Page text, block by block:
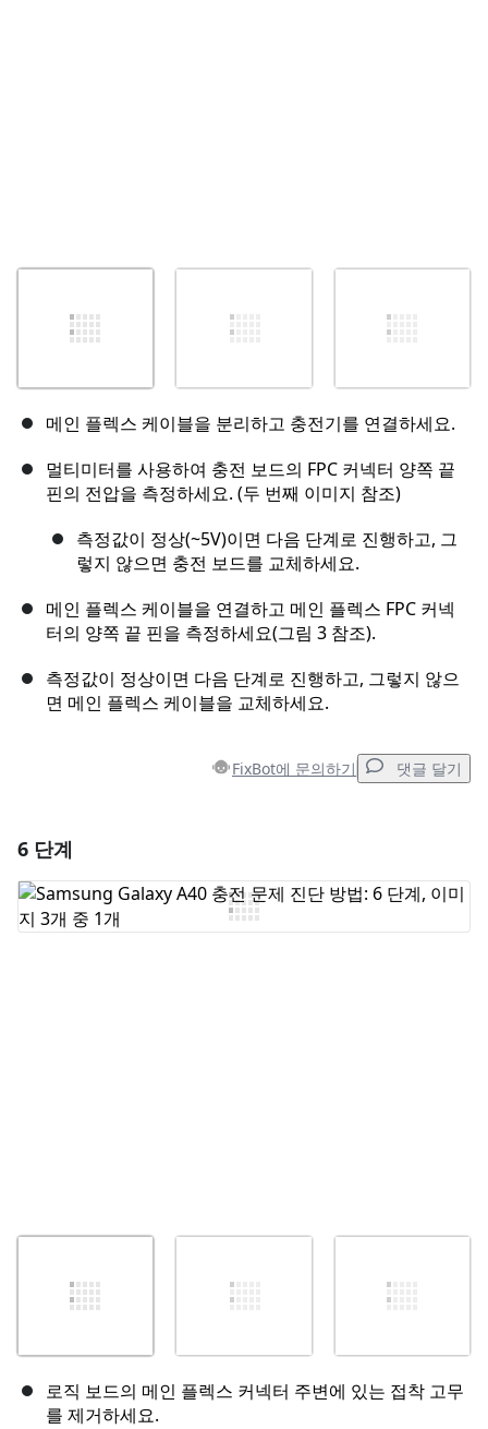
메인 플렉스 케이블을 분리하고 충전기를 연결하세요.
멀티미터를 사용하여 충전 보드의 FPC 커넥터 양쪽 끝
핀의 전압을 측정하세요. (두 번째 이미지 참조)
측정값이 정상(~5V)이면 다음 단계로 진행하고, 그
렇지 않으면 충전 보드를 교체하세요.
메인 플렉스 케이블을 연결하고 메인 플렉스 FPC 커넥
터의 양쪽 끝 핀을 측정하세요(그림 3 참조).
측정값이 정상이면 다음 단계로 진행하고, 그렇지 않으
면 메인 플렉스 케이블을 교체하세요.
FixBot에 문의하기 댓글 달기
댓글 쓰기
6 단계
로직 보드의 메인 플렉스 커넥터 주변에 있는 접착 고무
를 제거하세요.